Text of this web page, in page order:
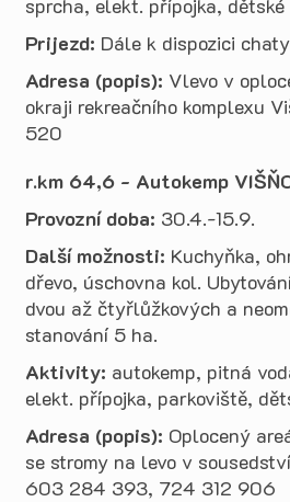
sprcha, elekt. přípojka,
Prijezd: Dále k dispozici
Adresa (popis): Vlevo v
okraji rekreačního komplexu
520
r.km 64,6 - Autokemp
Provozní doba: 30.4.-15.9.
Další možnosti: Kuchyňka,
dřevo, úschovna kol.
dvou až čtyřlůžkových a
stanování 5 ha.
Aktivity: autokemp, pitná
elekt. přípojka, parkoviště,
Adresa (popis): Oplocený
se stromy na levo v
603 284 393, 724 312 906